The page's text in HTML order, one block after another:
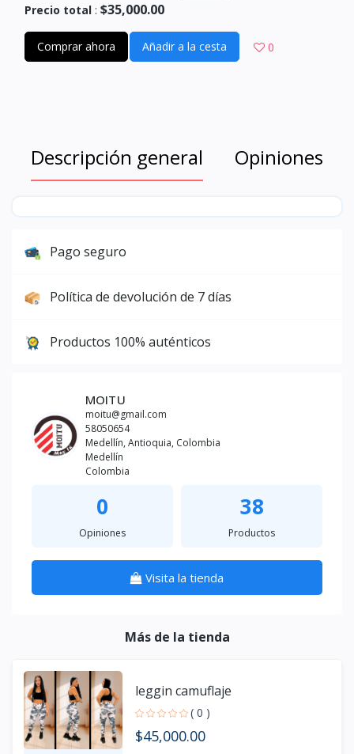
Precio total : $35,000.00
Comprar ahora Añadir a la cesta 0
Descripción general Opiniones
Pago seguro
Política de devolución de 7 días
Productos 100% auténticos
MOITU
moitu@gmail.com
58050654
Medellín, Antioquia, Colombia
Medellín
Colombia
0
Opiniones
38
Productos
Visita la tienda
Más de la tienda
leggin camuflaje
( 0 )
$45,000.00